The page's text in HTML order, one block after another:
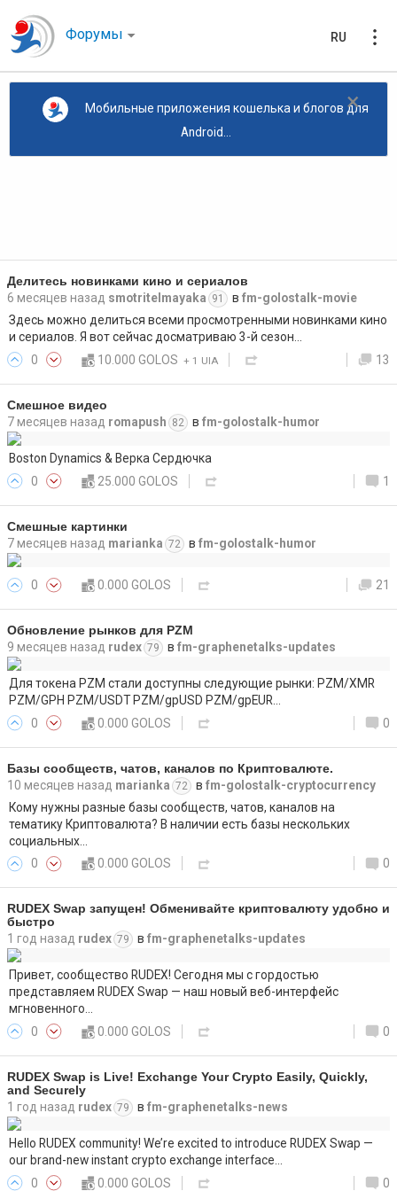
Форумы RU
×
Мобильные приложения кошелька и блогов для
Android...
Делитесь новинками кино и сериалов
6 месяцев назад smotritelmayaka 91 в fm-golostalk-movie
Здесь можно делиться всеми просмотренными новинками кино
и сериалов. Я вот сейчас досматриваю 3-й сезон…
0
10.000 GOLOS +1 UIA 13
Смешное видео
7 месяцев назад romapush 82 в fm-golostalk-humor
Boston Dynamics & Верка Сердючка
0
25.000 GOLOS 1
Смешные картинки
7 месяцев назад marianka 72 в fm-golostalk-humor
0 0.000 GOLOS 21
Обновление рынков для PZM
9 месяцев назад rudex 79 в fm-graphenetalks-updates
Для токена PZM стали доступны следующие рынки: PZM/XMR
PZM/GPH PZM/USDT PZM/gpUSD PZM/gpEUR…
0
0.000 GOLOS 0
Базы сообществ, чатов, каналов по Криптовалюте.
10 месяцев назад marianka 72 в fm-golostalk-cryptocurrency
Кому нужны разные базы сообществ, чатов, каналов на
тематику Криптовалюта? В наличии есть базы нескольких
социальных…
0
0.000 GOLOS 0
RUDEX Swap запущен! Обменивайте криптовалюту удобно и
быстро
1 год назад rudex 79 в fm-graphenetalks-updates
Привет, сообщество RUDEX! Сегодня мы с гордостью
представляем RUDEX Swap — наш новый веб-интерфейс
мгновенного…
0
0.000 GOLOS 0
RUDEX Swap is Live! Exchange Your Crypto Easily, Quickly,
and Securely
1 год назад rudex 79 в fm-graphenetalks-news
Hello RUDEX community! We’re excited to introduce RUDEX Swap —
our brand-new instant crypto exchange interface…
0
0.000 GOLOS 0